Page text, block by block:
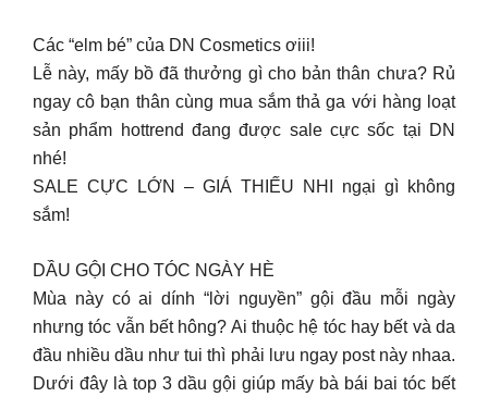
Các “elm bé” của DN Cosmetics ơiii!
Lễ này, mấy bồ đã thưởng gì cho bản thân chưa? Rủ
ngay cô bạn thân cùng mua sắm thả ga với hàng loạt
sản phẩm hottrend đang được sale cực sốc tại DN
nhé!
SALE CỰC LỚN – GIÁ THIẾU NHI ngại gì không
sắm!
DẦU GỘI CHO TÓC NGÀY HÈ
Mùa này có ai dính “lời nguyền” gội đầu mỗi ngày
nhưng tóc vẫn bết hông? Ai thuộc hệ tóc hay bết và da
đầu nhiều dầu như tui thì phải lưu ngay post này nhaa.
Dưới đây là top 3 dầu gội giúp mấy bà bái bai tóc bết